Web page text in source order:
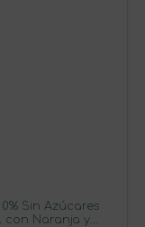
Sin Azúcares
con Naranja y